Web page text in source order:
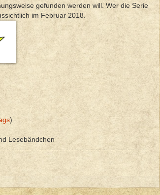
gefunden werden will. Wer die Serie
im Februar 2018.
)
Lesebändchen